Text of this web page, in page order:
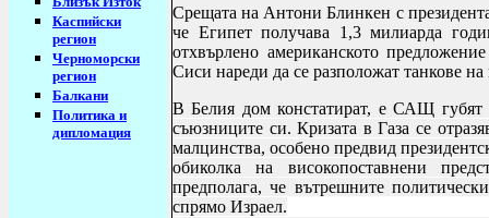
Каспийски
регион
Черноморски
регион
Балкани
Политика и
дипломация
Срещата на Антони Блинкен с
че Египет получава 1,3 милиарда
отхвърлено американското
Сиси нареди да се разположат танкове на
В Белия дом констатират, е САЩ губят
съюзниците си. Кризата в Газа се
малцинства, особено предвид
обиколка на високопоставнени
предполага, че вътрешните
спрямо Израел.